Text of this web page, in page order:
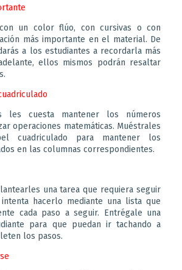
un color flúo, con cursivas o con
más importante en el material. De
a los estudiantes a recordarla más
ellos mismos podrán resaltar
les cuesta mantener los números
operaciones matemáticas. Muéstrales
cuadriculado para mantener los
en las columnas correspondientes.
una tarea que requiera seguir
hacerlo mediante una lista que
cada paso a seguir. Entrégale una
para que puedan ir tachando a
los pasos.